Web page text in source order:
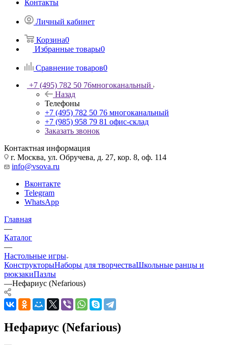
Контакты
Личный кабинет
Корзина0
Избранные товары0
Сравнение товаров0
+7 (495) 782 50 76многоканальный
Назад
Телефоны
+7 (495) 782 50 76 многоканальный
+7 (985) 958 79 81 офис-склад
Заказать звонок
Контактная информация
г. Москва, ул. Обручева, д. 27, кор. 8, оф. 114
info@vsova.ru
Вконтакте
Telegram
WhatsApp
Главная
—
Каталог
—
Настольные игры
КонструкторыНаборы для творчестваШкольные ранцы и
рюкзакиПазлы
—Нефариус (Nefarious)
Нефариус (Nefarious)